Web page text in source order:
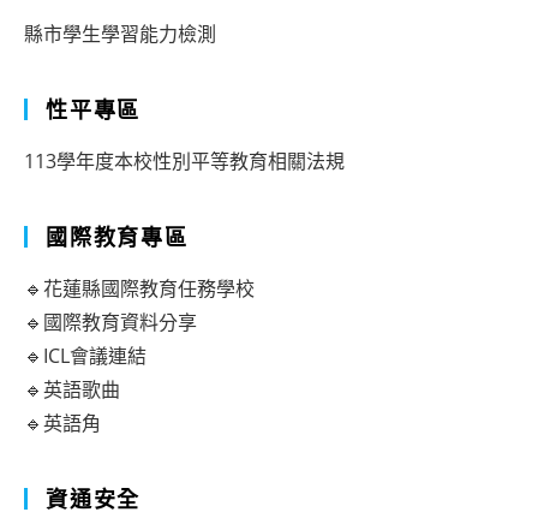
縣市學生學習能力檢測
性平專區
113學年度本校性別平等教育相關法規
國際教育專區
🔹花蓮縣國際教育任務學校
🔹國際教育資料分享
🔹ICL會議連結
🔹英語歌曲
🔹英語角
資通安全